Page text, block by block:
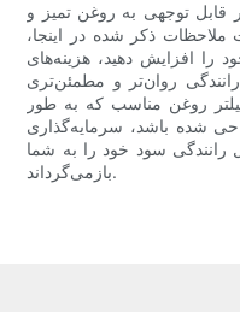
قابل توجهی به روغن تمیز و
ملاحظات ذکر شده در اینجا،
را افزایش دهید، هزینه‌های
روان‌تر و مطمئن‌تری
روغن مناسب که به طور
شده باشد، سرمایه‌گذاری
رانندگی سود خود را به شما
بازمی‌گرداند.